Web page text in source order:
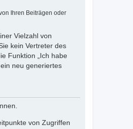
Ihren Beiträgen oder
Vielzahl von
kein Vertreter des
Funktion „Ich habe
neu generiertes
von Zugriffen